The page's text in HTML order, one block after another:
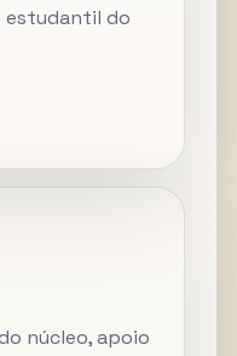
estudantil do
núcleo, apoio